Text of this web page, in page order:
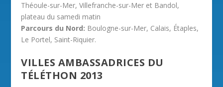
Théoule-sur-Mer, Villefranche-sur-Mer et Bandol,
plateau du samedi matin
Parcours du Nord: Boulogne-sur-Mer, Calais, Étaples,
Le Portel, Saint-Riquier.
VILLES AMBASSADRICES DU
TÉLÉTHON 2013